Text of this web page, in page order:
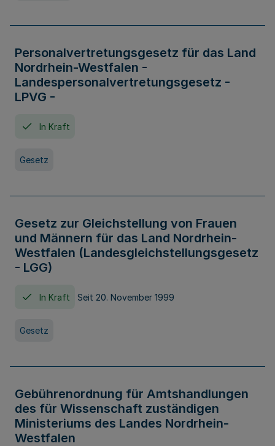
Personalvertretungsgesetz für das Land
Nordrhein-Westfalen -
Landespersonalvertretungsgesetz -
LPVG -
In Kraft
Gesetz
Gesetz zur Gleichstellung von Frauen
und Männern für das Land Nordrhein-
Westfalen (Landesgleichstellungsgesetz
- LGG)
In Kraft Seit 20. November 1999
Gesetz
Gebührenordnung für Amtshandlungen
des für Wissenschaft zuständigen
Ministeriums des Landes Nordrhein-
Westfalen